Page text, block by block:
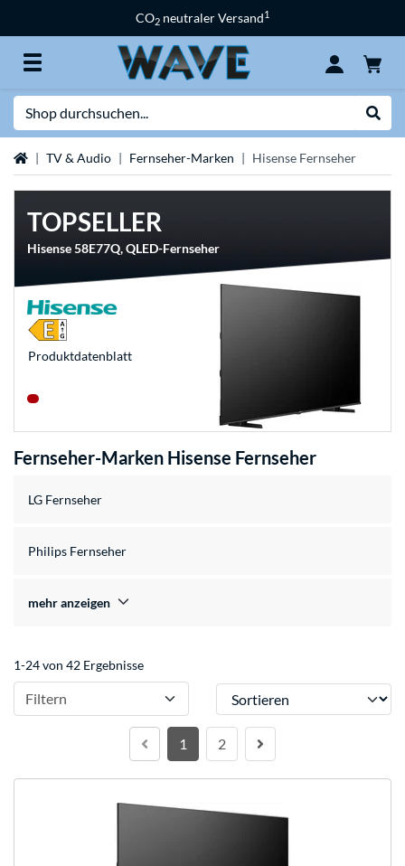
CO2 neutraler Versand1
StartseiteTV & Audio Fernseher-Marken Hisense Fernseher
TOPSELLER
Hisense 58E77Q, QLED-Fernseher
Produkt­datenblatt
Fernseher-Marken Hisense Fernseher
LG Fernseher
Philips Fernseher
mehr anzeigen
1-24 von 42 Ergebnisse
Filtern Sortieren
1 2